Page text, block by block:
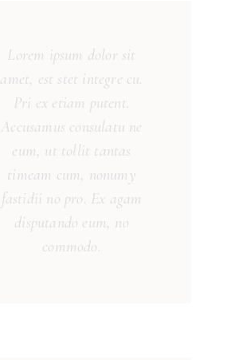
Lorem ipsum dolor sit
amet, est stet integre cu.
Pri ex etiam putent.
Accusamus consulatu ne
eum, ut tollit tantas
timeam cum, nonumy
fastidii no pro. Ex agam
disputando eum, no
commodo.